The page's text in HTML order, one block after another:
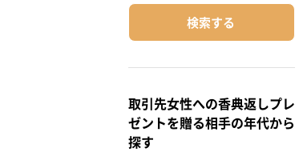
検索する
取引先女性への香典返しプレ
ゼントを贈る相手の年代から
探す